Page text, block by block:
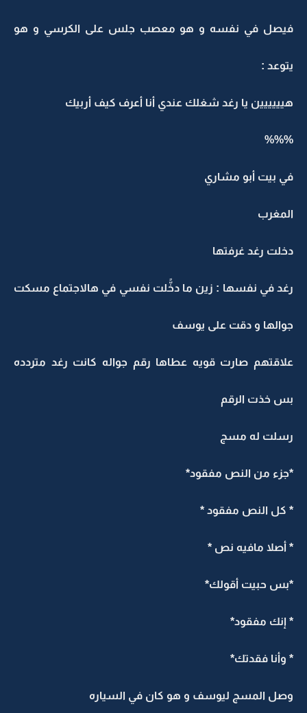
فيصل في نفسه و هو معصب جلس على الكرسي و هو
يتوعد :
هيييييين يا رغد شغلك عندي أنا أعرف كيف أربيك
%%%
في بيت أبو مشاري
المغرب
دخلت رغد غرفتها
رغد في نفسها : زين ما دخًّلت نفسي في هالاجتماع مسكت
جوالها و دقت على يوسف
علاقتهم صارت قويه عطاها رقم جواله كانت رغد متردده
بس خذت الرقم
رسلت له مسج
*جزء من النص مفقود*
* كل النص مفقود *
* أصلا مافيه نص *
*بس حبيت أقولك*
* إنك مفقود*
* وأنا فقدتك*
وصل المسج ليوسف و هو كان في السياره